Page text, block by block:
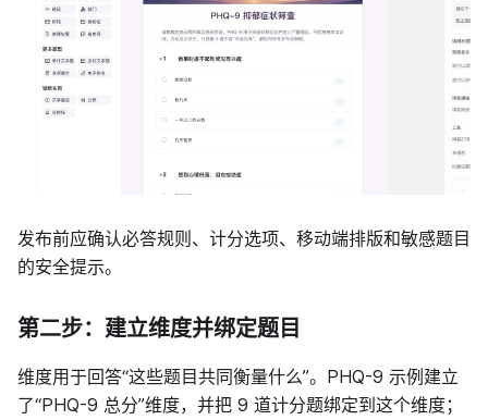
发布前应确认必答规则、计分选项、移动端排版和敏感题目
的安全提示。
第二步：建立维度并绑定题目
维度用于回答“这些题目共同衡量什么”。PHQ-9 示例建立
了“PHQ-9 总分”维度，并把 9 道计分题绑定到这个维度；